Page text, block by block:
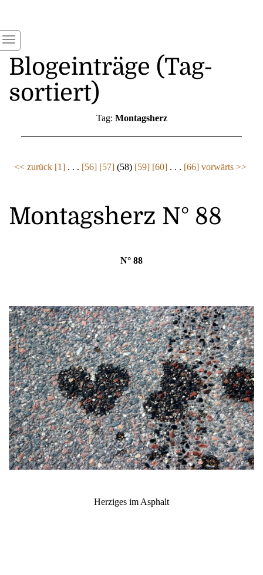
Blogeinträge (Tag-
sortiert)
Tag: Montagsherz
<< zurück [1] . . . [56] [57] (58) [59] [60] . . . [66] vorwärts >>
Montagsherz N° 88
N° 88
Herziges im Asphalt